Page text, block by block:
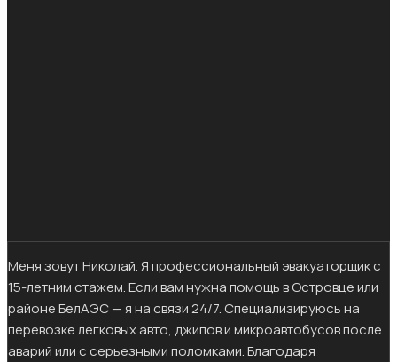
Меня зовут Николай. Я профессиональный эвакуаторщик с
15-летним стажем. Если вам нужна помощь в Островце или
районе БелАЭС — я на связи 24/7. Специализируюсь на
перевозке легковых авто, джипов и микроавтобусов после
аварий или с серьезными поломками. Благодаря